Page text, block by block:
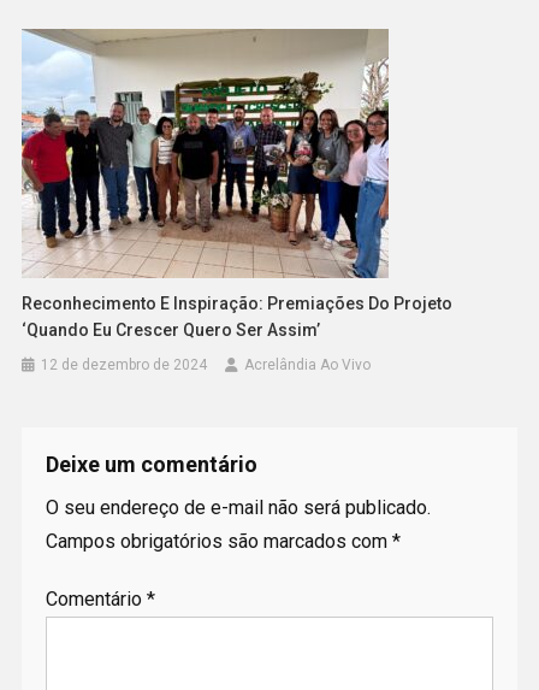
Reconhecimento E Inspiração: Premiações Do Projeto
‘Quando Eu Crescer Quero Ser Assim’
12 de dezembro de 2024 Acrelândia Ao Vivo
Deixe um comentário
O seu endereço de e-mail não será publicado.
Campos obrigatórios são marcados com *
Comentário *